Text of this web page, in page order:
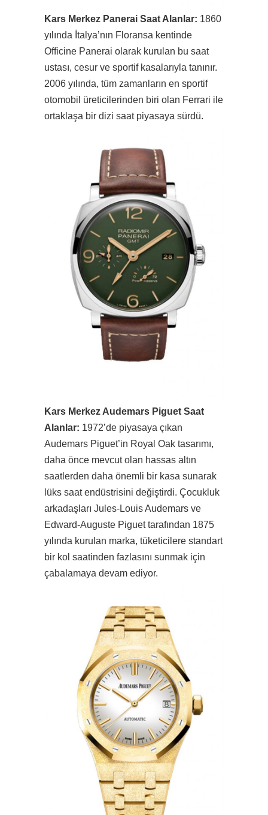
Kars Merkez Panerai Saat Alanlar: 1860
yılında İtalya’nın Floransa kentinde
Officine Panerai olarak kurulan bu saat
ustası, cesur ve sportif kasalarıyla tanınır.
2006 yılında, tüm zamanların en sportif
otomobil üreticilerinden biri olan Ferrari ile
ortaklaşa bir dizi saat piyasaya sürdü.
Kars Merkez Audemars Piguet Saat
Alanlar: 1972’de piyasaya çıkan
Audemars Piguet’in Royal Oak tasarımı,
daha önce mevcut olan hassas altın
saatlerden daha önemli bir kasa sunarak
lüks saat endüstrisini değiştirdi. Çocukluk
arkadaşları Jules-Louis Audemars ve
Edward-Auguste Piguet tarafından 1875
yılında kurulan marka, tüketicilere standart
bir kol saatinden fazlasını sunmak için
çabalamaya devam ediyor.